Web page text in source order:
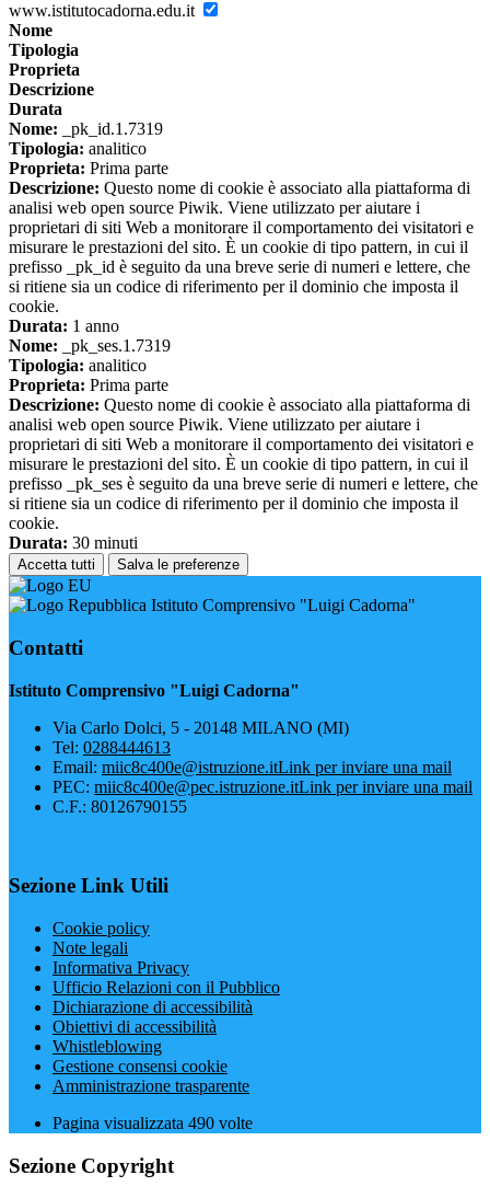
www.istitutocadorna.edu.it
Nome
Tipologia
Proprieta
Descrizione
Durata
Nome: _pk_id.1.7319
Tipologia: analitico
Proprieta: Prima parte
Descrizione: Questo nome di cookie è associato alla piattaforma di
analisi web open source Piwik. Viene utilizzato per aiutare i
proprietari di siti Web a monitorare il comportamento dei visitatori e
misurare le prestazioni del sito. È un cookie di tipo pattern, in cui il
prefisso _pk_id è seguito da una breve serie di numeri e lettere, che
si ritiene sia un codice di riferimento per il dominio che imposta il
cookie.
Durata: 1 anno
Nome: _pk_ses.1.7319
Tipologia: analitico
Proprieta: Prima parte
Descrizione: Questo nome di cookie è associato alla piattaforma di
analisi web open source Piwik. Viene utilizzato per aiutare i
proprietari di siti Web a monitorare il comportamento dei visitatori e
misurare le prestazioni del sito. È un cookie di tipo pattern, in cui il
prefisso _pk_ses è seguito da una breve serie di numeri e lettere, che
si ritiene sia un codice di riferimento per il dominio che imposta il
cookie.
Durata: 30 minuti
Accetta tutti Salva le preferenze
Istituto Comprensivo "Luigi Cadorna"
Contatti
Istituto Comprensivo "Luigi Cadorna"
Via Carlo Dolci, 5 - 20148 MILANO (MI)
Tel: 0288444613
Email: miic8c400e@istruzione.itLink per inviare una mail
PEC: miic8c400e@pec.istruzione.itLink per inviare una mail
C.F.: 80126790155
Sezione Link Utili
Cookie policy
Note legali
Informativa Privacy
Ufficio Relazioni con il Pubblico
Dichiarazione di accessibilità
Obiettivi di accessibilità
Whistleblowing
Gestione consensi cookie
Amministrazione trasparente
Pagina visualizzata 490 volte
Sezione Copyright